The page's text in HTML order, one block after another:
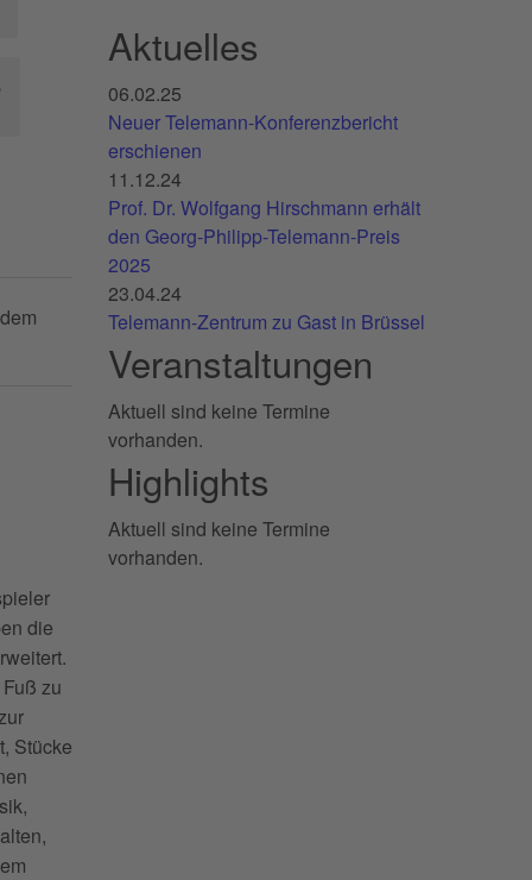
die
zu
Stücke
Aktuelles
06.02.25
Neuer Telemann-Konferenzbericht
erschienen
11.12.24
Prof. Dr. Wolfgang Hirschmann erhält
den Georg-Philipp-Telemann-Preis
2025
23.04.24
Telemann-Zentrum zu Gast in Brüssel
Veranstaltungen
Aktuell sind keine Termine
vorhanden.
Highlights
Aktuell sind keine Termine
vorhanden.